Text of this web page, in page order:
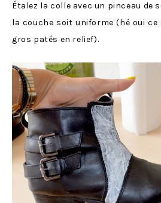
Étalez la colle avec un pinceau de
la couche soit uniforme (hé oui ce
gros patés en relief).